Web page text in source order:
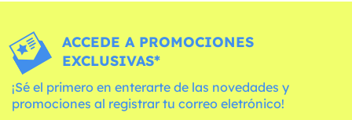
ACCEDE A PROMOCIONES
EXCLUSIVAS*
¡Sé el primero en enterarte de las novedades y
promociones al registrar tu correo eletrónico!